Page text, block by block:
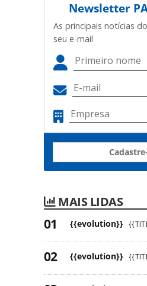
Newsletter
As principais notícias
seu e-mail
MAIS LIDAS
{{evolution}}
{{evolution}}